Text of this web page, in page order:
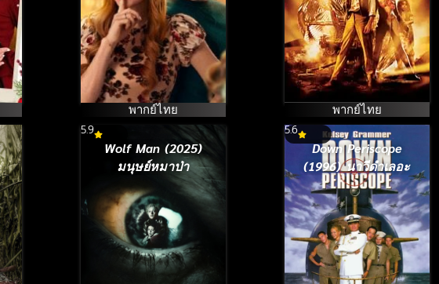
พากย์ไทย พากย์ไทย
5.9
Wolf Man (2025)
มนุษย์หมาป่า
5.6
Down Periscope
(1996) นาวีดำเลอะ